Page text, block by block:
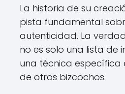
La historia de su
pista fundamental
autenticidad. La
no es solo una lista de
una técnica específica
de otros bizcochos.